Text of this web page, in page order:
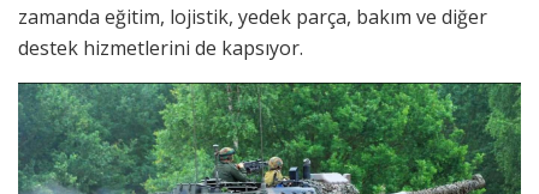
zamanda eğitim, lojistik, yedek parça, bakım ve diğer
destek hizmetlerini de kapsıyor.